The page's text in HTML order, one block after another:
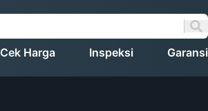
Cek Harga Inspeksi Garansi